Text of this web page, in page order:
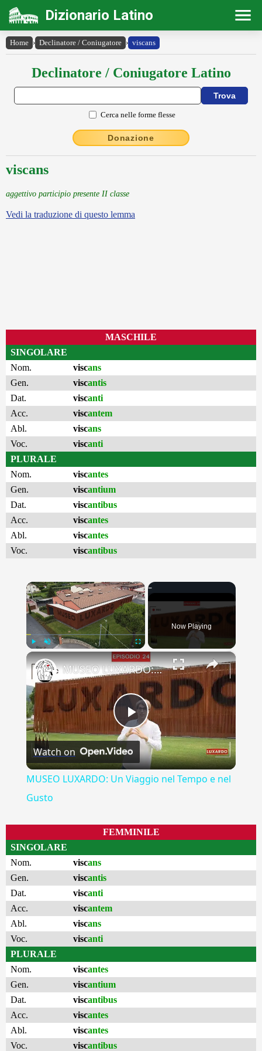
Dizionario Latino
Home › Declinatore / Coniugatore › viscans
Declinatore / Coniugatore Latino
Cerca nelle forme flesse
Donazione
viscans
aggettivo participio presente II classe
Vedi la traduzione di questo lemma
MASCHILE
SINGOLARE
Nom.
viscans
Gen.
viscantis
Dat.
viscanti
Acc.
viscantem
Abl.
viscans
Voc.
viscanti
PLURALE
Nom.
viscantes
Gen.
viscantium
Dat.
viscantibus
Acc.
viscantes
Abl.
viscantes
Voc.
viscantibus
×
Fullscreen
Now Playing
×
Play
Video
MUSEO LUXARDO: Un Viaggio nel Tempo e nel Gusto
Watch on
MUSEO LUXARDO: Un Viaggio nel Tempo e nel
Gusto
FEMMINILE
SINGOLARE
Nom.
viscans
Gen.
viscantis
Dat.
viscanti
Acc.
viscantem
Abl.
viscans
Voc.
viscanti
PLURALE
Nom.
viscantes
Gen.
viscantium
Dat.
viscantibus
Acc.
viscantes
Abl.
viscantes
Voc.
viscantibus